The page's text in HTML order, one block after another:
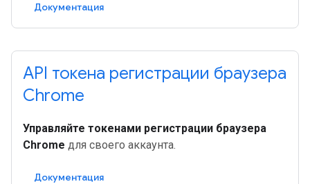
Документация
API токена регистрации браузера
Chrome
Управляйте токенами регистрации браузера
Chrome для своего аккаунта.
Документация